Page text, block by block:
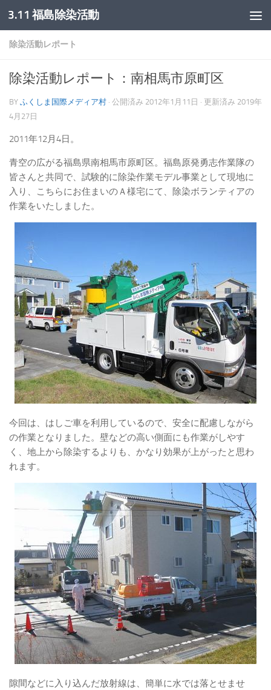
コンテンツへスキップ
3.11 福島除染活動
除染活動レポート
除染活動レポート：南相馬市原町区
BY ふくしま国際メディア村 · 公開済み 2012年1月11日 · 更新済み 2019年
4月27日
2011年12月4日。
青空の広がる福島県南相馬市原町区。福島原発勇志作業隊の
皆さんと共同で、試験的に除染作業モデル事業として現地に
入り、こちらにお住まいのＡ様宅にて、除染ボランティアの
作業をいたしました。
今回は、はしご車を利用しているので、安全に配慮しながら
の作業となりました。壁などの高い側面にも作業がしやす
く、地上から除染するよりも、かなり効果が上がったと思わ
れます。
隙間などに入り込んだ放射線は、簡単に水では落とせませ